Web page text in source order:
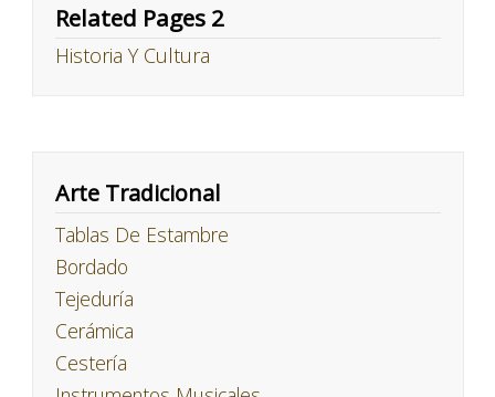
Related Pages 2
Historia Y Cultura
Arte Tradicional
Tablas De Estambre
Bordado
Tejeduría
Cerámica
Cestería